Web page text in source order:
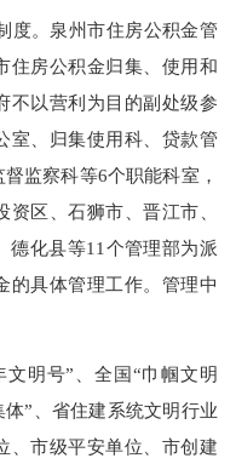
。泉州市住房公积金管
住房公积金归集、使用和
不以营利为目的副处级参
室、归集使用科、贷款管
监察科等6个职能科室，
区、石狮市、晋江市、
德化县等11个管理部为派
的具体管理工作。管理中
明号”、全国“巾帼文明
”、省住建系统文明行业
、市级平安单位、市创建